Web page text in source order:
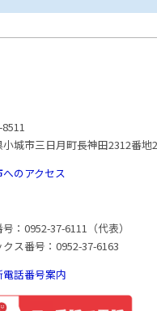
小城市三日月町長神田2312番地2
のアクセス
：0952-37-6111（代表）
クス番号：0952-37-6163
話番号案内